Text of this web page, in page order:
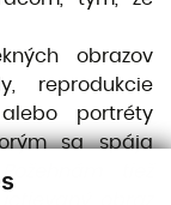
obrazov
reprodukcie
portréty
sa spája
Požehnám tiež